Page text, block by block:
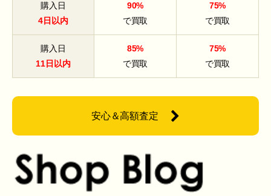
購入日
4日以内
90%
で買取
75%
で買取
購入日
11日以内
85%
で買取
75%
で買取
安心＆高額査定